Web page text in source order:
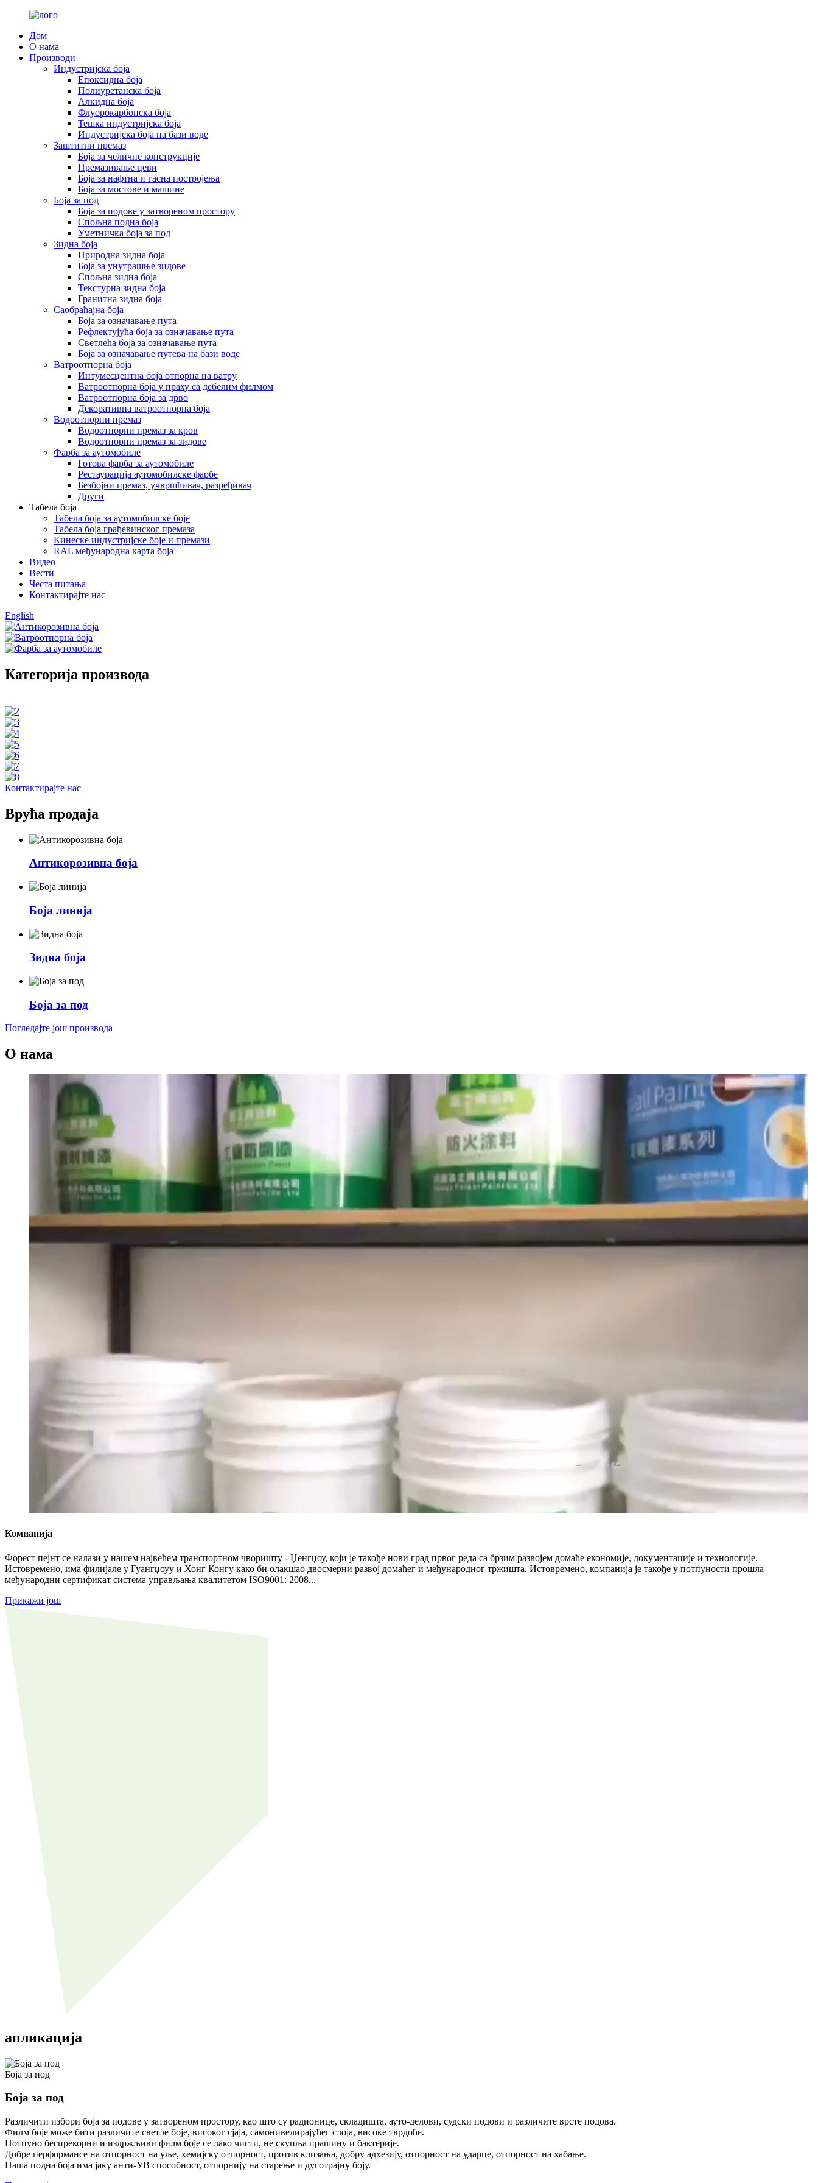
Дом
О нама
Производи
Индустријска боја
Епоксидна боја
Полиуретанска боја
Алкидна боја
Флуорокарбонска боја
Тешка индустријска боја
Индустријска боја на бази воде
Заштитни премаз
Боја за челичне конструкције
Премазивање цеви
Боја за нафтна и гасна постројења
Боја за мостове и машине
Боја за под
Боја за подове у затвореном простору
Спољна подна боја
Уметничка боја за под
Зидна боја
Природна зидна боја
Боја за унутрашње зидове
Спољна зидна боја
Текстурна зидна боја
Гранитна зидна боја
Саобраћајна боја
Боја за означавање пута
Рефлектујућа боја за означавање пута
Светлећа боја за означавање пута
Боја за означавање путева на бази воде
Ватроотпорна боја
Интумесцентна боја отпорна на ватру
Ватроотпорна боја у праху са дебелим филмом
Ватроотпорна боја за дрво
Декоративна ватроотпорна боја
Водоотпорни премаз
Водоотпорни премаз за кров
Водоотпорни премаз за зидове
Фарба за аутомобиле
Готова фарба за аутомобиле
Рестаурација аутомобилске фарбе
Безбојни премаз, учвршћивач, разређивач
Други
Табела боја
Табела боја за аутомобилске боје
Табела боја грађевинског премаза
Кинеске индустријске боје и премази
RAL међународна карта боја
Видео
Вести
Честа питања
Контактирајте нас
English
Категорија производа
Контактирајте нас
Врућа продаја
Антикорозивна боја
Боја линија
Зидна боја
Боја за под
Погледајте још производа
О нама
Компанија
Форест пејнт се налази у нашем највећем транспортном чворишту - Џенгџоу, који је такође нови град првог реда са брзим развојем домаће економије, документације и технологије.
Истовремено, има филијале у Гуангџоуу и Хонг Конгу како би олакшао двосмерни развој домаћег и међународног тржишта. Истовремено, компанија је такође у потпуности прошла
међународни сертификат система управљања квалитетом ISO9001: 2008...
Прикажи још
апликација
Боја за под
Боја за под
Различити избори боја за подове у затвореном простору, као што су радионице, складишта, ауто-делови, судски подови и различите врсте подова.
Филм боје може бити различите светле боје, високог сјаја, самонивелирајућег слоја, високе тврдоће.
Потпуно беспрекорни и издржљиви филм боје се лако чисти, не скупља прашину и бактерије.
Добре перформансе на отпорност на уље, хемијску отпорност, против клизања, добру адхезију, отпорност на ударце, отпорност на хабање.
Наша подна боја има јаку анти-УВ способност, отпорнију на старење и дуготрајну боју.